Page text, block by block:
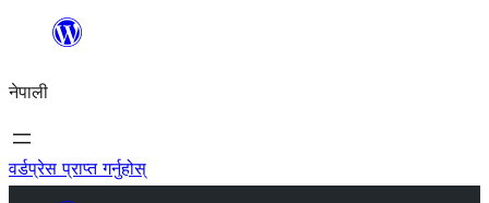
सामग्रीमा
नेपाली
वर्डप्रेस प्राप्त गर्नुहोस्